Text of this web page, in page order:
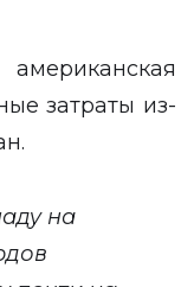
затраты из-
на